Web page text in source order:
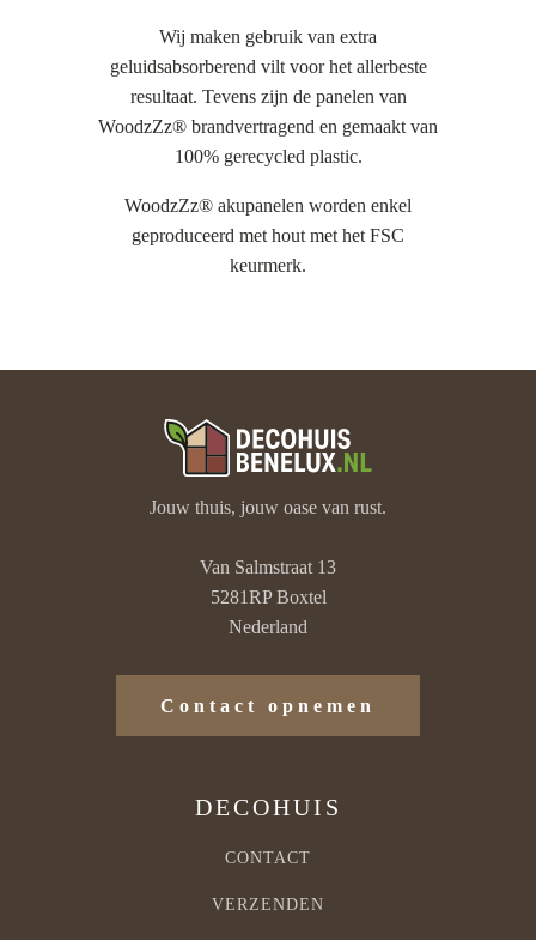
Wij maken gebruik van extra
geluidsabsorberend vilt voor het allerbeste
resultaat. Tevens zijn de panelen van
WoodzZz® brandvertragend en gemaakt van
100% gerecycled plastic.
WoodzZz® akupanelen worden enkel
geproduceerd met hout met het FSC
keurmerk.
Jouw thuis, jouw oase van rust.
Van Salmstraat 13
5281RP Boxtel
Nederland
Contact opnemen
DECOHUIS
CONTACT
VERZENDEN